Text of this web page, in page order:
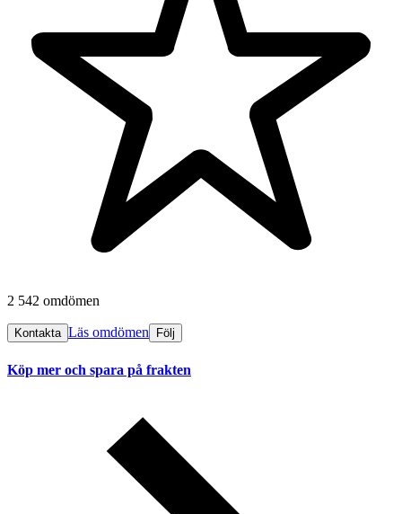
2 542 omdömen
Kontakta Läs omdömen Följ
Köp mer och spara på frakten